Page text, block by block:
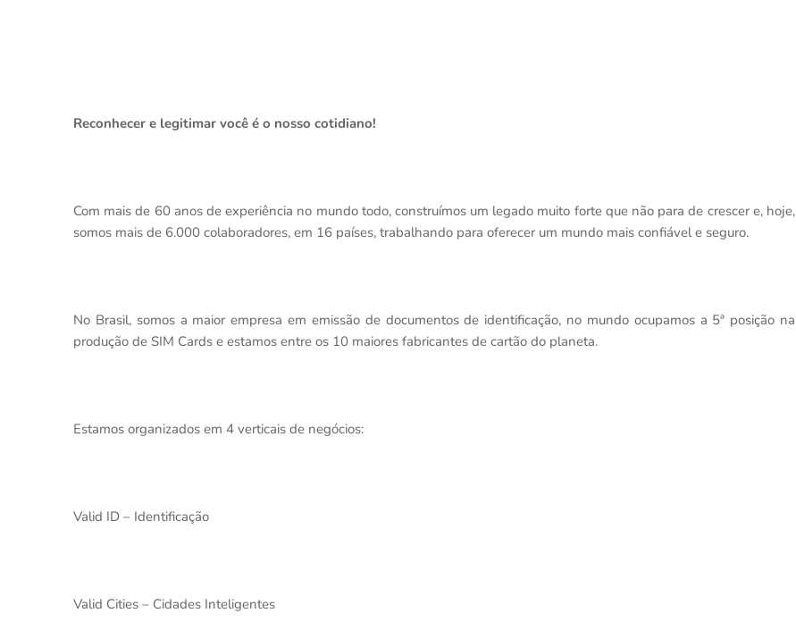
Reconhecer e legitimar você é o nosso cotidiano!
Com mais de 60 anos de experiência no mundo todo, construímos um legado muito forte que não para de crescer e, hoje,
somos mais de 6.000 colaboradores, em 16 países, trabalhando para oferecer um mundo mais confiável e seguro.
No Brasil, somos a maior empresa em emissão de documentos de identificação, no mundo ocupamos a 5ª posição na
produção de SIM Cards e estamos entre os 10 maiores fabricantes de cartão do planeta.
Estamos organizados em 4 verticais de negócios:
Valid ID – Identificação
Valid Cities – Cidades Inteligentes